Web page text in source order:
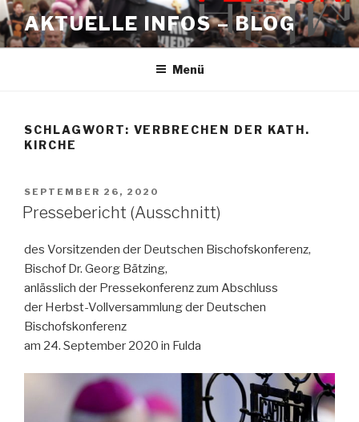
Zum
Inhalt
springen
AKTUELLE INFOS – BLOG
Menü
SCHLAGWORT: VERBRECHEN DER KATH.
KIRCHE
VERÖFFENTLICHT
AM
SEPTEMBER 26, 2020
Pressebericht (Ausschnitt)
des Vorsitzenden der Deutschen Bischofskonferenz,
Bischof Dr. Georg Bätzing,
anlässlich der Pressekonferenz zum Abschluss
der Herbst-Vollversammlung der Deutschen
Bischofskonferenz
am 24. September 2020 in Fulda